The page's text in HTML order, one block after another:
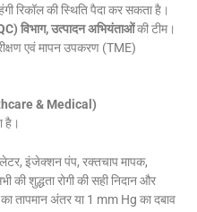
रिकॉल की स्थिति पैदा कर सकता है।
विभाग, उत्पादन अभियंताओंकी टीम।
एवं मापन उपकरण (TME)
& Medical)
है।
इंजेक्शन पंप, रक्तचाप मापक,
की शुद्धता रोगी की सही निदान और
का तापमान अंतर या 1 mm Hg का दबाव